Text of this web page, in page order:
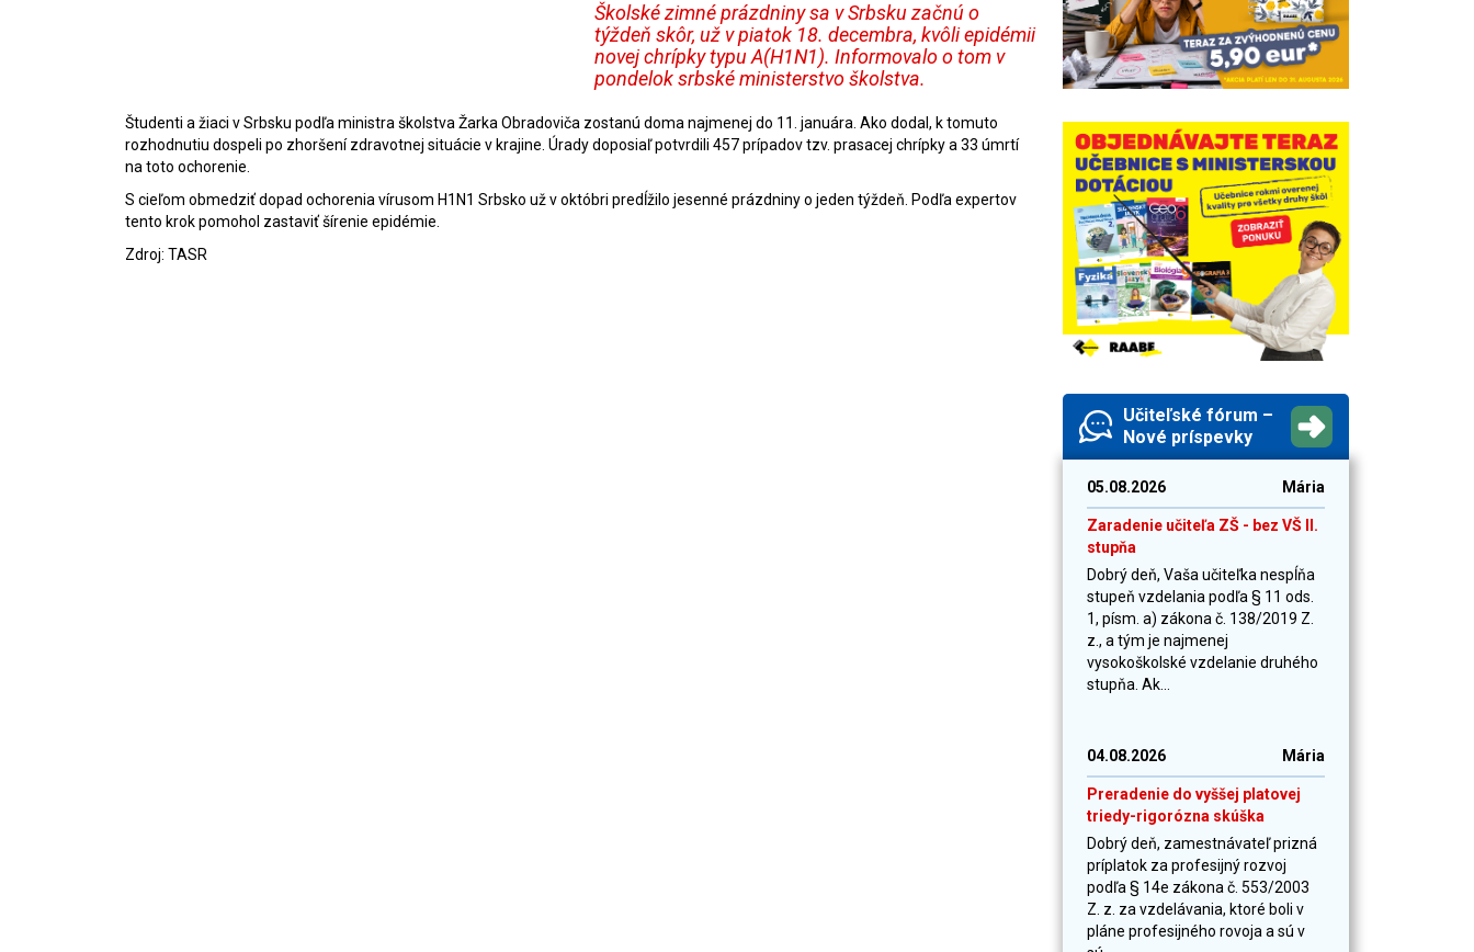
Školské zimné prázdniny sa v Srbsku začnú o
týždeň skôr, už v piatok 18. decembra, kvôli epidémii
novej chrípky typu A(H1N1). Informovalo o tom v
pondelok srbské ministerstvo školstva.
Študenti a žiaci v Srbsku podľa ministra školstva Žarka Obradoviča zostanú doma najmenej do 11. januára. Ako dodal, k tomuto
rozhodnutiu dospeli po zhoršení zdravotnej situácie v krajine. Úrady doposiaľ potvrdili 457 prípadov tzv. prasacej chrípky a 33 úmrtí
na toto ochorenie.
S cieľom obmedziť dopad ochorenia vírusom H1N1 Srbsko už v októbri predĺžilo jesenné prázdniny o jeden týždeň. Podľa expertov
tento krok pomohol zastaviť šírenie epidémie.
Zdroj: TASR
Učiteľské fórum –
Nové príspevky
05.08.2026 Mária
Zaradenie učiteľa ZŠ - bez VŠ II.
stupňa
Dobrý deň, Vaša učiteľka nespĺňa
stupeň vzdelania podľa § 11 ods.
1, písm. a) zákona č. 138/2019 Z.
z., a tým je najmenej
vysokoškolské vzdelanie druhého
stupňa. Ak...
04.08.2026 Mária
Preradenie do vyššej platovej
triedy-rigorózna skúška
Dobrý deň, zamestnávateľ prizná
príplatok za profesijný rozvoj
podľa § 14e zákona č. 553/2003
Z. z. za vzdelávania, ktoré boli v
pláne profesijného rovoja a sú v